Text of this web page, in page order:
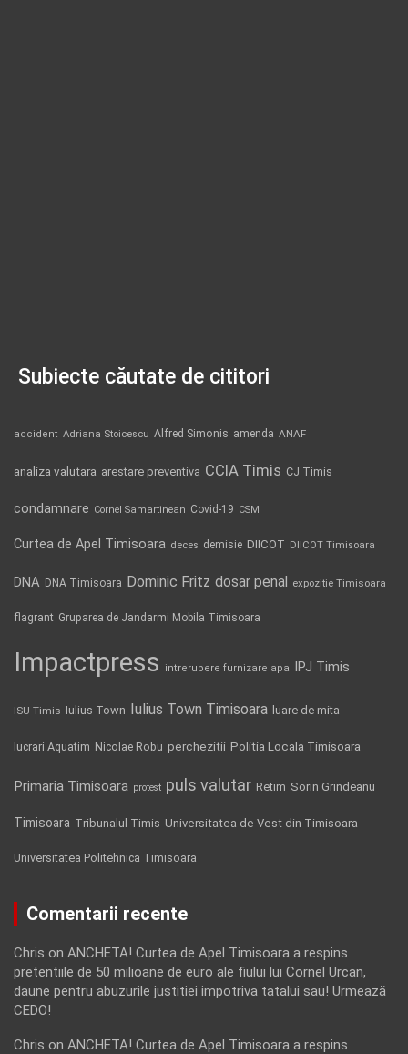
Subiecte căutate de cititori
accident Adriana Stoicescu Alfred Simonis amenda ANAF
analiza valutara arestare preventiva CCIA Timis CJ Timis
condamnare Cornel Samartinean Covid-19 CSM
Curtea de Apel Timisoara deces demisie DIICOT DIICOT Timisoara
DNA DNA Timisoara Dominic Fritz dosar penal expozitie Timisoara
flagrant Gruparea de Jandarmi Mobila Timisoara
Impactpress intrerupere furnizare apa IPJ Timis
ISU Timis Iulius Town Iulius Town Timisoara luare de mita
lucrari Aquatim Nicolae Robu perchezitii Politia Locala Timisoara
Primaria Timisoara protest puls valutar Retim Sorin Grindeanu
Timisoara Tribunalul Timis Universitatea de Vest din Timisoara
Universitatea Politehnica Timisoara
Comentarii recente
Chris on ANCHETA! Curtea de Apel Timisoara a respins
pretentiile de 50 milioane de euro ale fiului lui Cornel Urcan,
daune pentru abuzurile justitiei impotriva tatalui sau! Urmează
CEDO!
Chris on ANCHETA! Curtea de Apel Timisoara a respins